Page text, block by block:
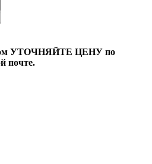
УТОЧНЯЙТЕ ЦЕНУ по
почте.